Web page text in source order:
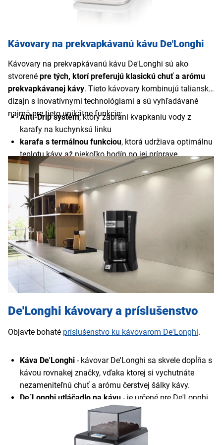
Kávovary na prekvapkávanú kávu De'Longhi
Kávovary na prekvapkávanú kávu De'Longhi sú ako
stvorené pre tých, ktorí preferujú klasickú chuť a arómu
prekvapkávanej kávy. Tieto kávovary kombinujú taliansky
dizajn s inovatívnymi technológiami a sú vyhľadávané
najmä pre tieto unikátne funkcie:
Anti-Drip systém, ktorý zabráni kvapkaniu vody z
karafy na kuchynksú linku
karafa s termálnou funkciou, ktorá udržiava optimálnu
teplotu kávy až niekoľko hodín po jej príprave
funkcia Aroma Control
pre dokonalú intenzitu kávy
podľa vašich preferencií
časovač, ktorý umožňuje naplánovať prípravu kávy na
konkrétny čas
automatické vypnutie
kávovaru
odvápňovací program
pre jednoduchú údržbu kávovaru
De'Longhi kávovary a príslušenstvo
Objavte bohaté príslušenstvo ku kávovarom De'Longhi.
Káva De'Longhi - kávovar De'Longhi sa skvele dopĺňa s
kávou rovnakej značky, vďaka ktorej si vychutnáte
nezameniteľnú chuť a arómu čerstvej šálky kávy.
De´Longhi utláčadlo na kávu - je určené pre De'Longhi
kávovar pákový a perfektne utlačí mletú kávu a pripraví
ju na ďalšie spracovanie.
Odvápňovač De´Longhi- účinne odstráni vodný kameň